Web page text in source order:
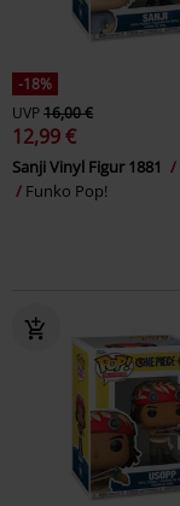
-18%
UVP16,00 €
12,99 €
Sanji Vinyl Figur 1881
Funko Pop!